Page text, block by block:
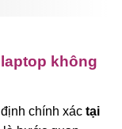
không
chính xác tại